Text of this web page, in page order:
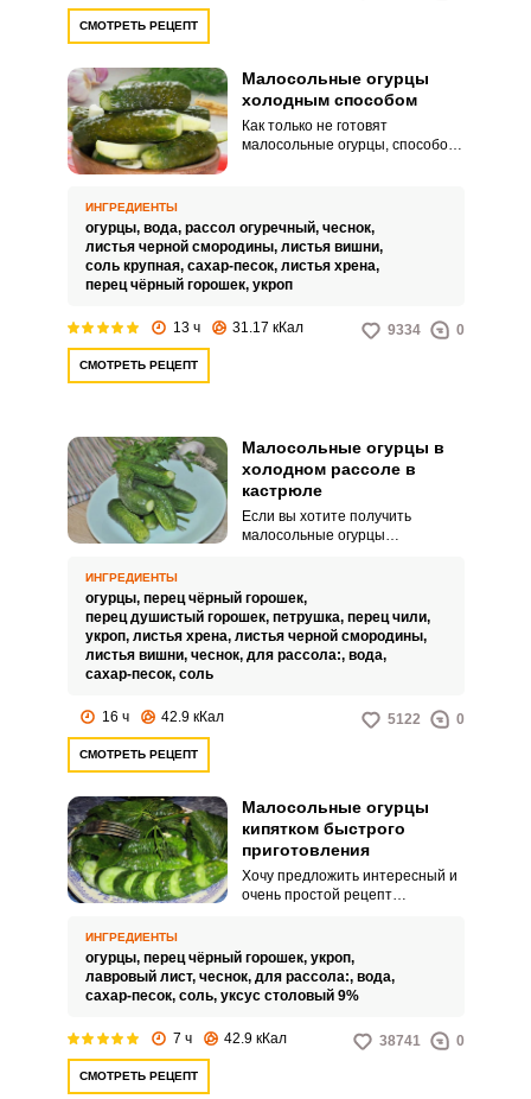
СМОТРЕТЬ РЕЦЕПТ
Малосольные огурцы
холодным способом
Как только не готовят
малосольные огурцы, способов
магазине, а как только
появляются свои домашние –
готовят малосольные огурчики.
ИНГРЕДИЕНТЫ
огурцы, вода, рассол огуречный, чеснок,
листья черной смородины, листья вишни,
соль крупная, сахар-песок, листья хрена,
перец чёрный горошек, укроп
13 ч 31.17 кКал 9334 0
СМОТРЕТЬ РЕЦЕПТ
Малосольные огурцы в
холодном рассоле в
кастрюле
Если вы хотите получить
малосольные огурцы
рецептом. Малосольные огурцы
в холодном рассоле получаются
хрустящими и очень
аппетитными.
ИНГРЕДИЕНТЫ
огурцы, перец чёрный горошек,
перец душистый горошек, петрушка, перец чили,
укроп, листья хрена, листья черной смородины,
листья вишни, чеснок, для рассола:, вода,
сахар-песок, соль
16 ч 42.9 кКал 5122 0
СМОТРЕТЬ РЕЦЕПТ
Малосольные огурцы
кипятком быстрого
приготовления
Хочу предложить интересный и
очень простой рецепт
использованием кипятка.
Закуску можно употреблять уже
через 6 часов.
ИНГРЕДИЕНТЫ
огурцы, перец чёрный горошек, укроп,
лавровый лист, чеснок, для рассола:, вода,
сахар-песок, соль, уксус столовый 9%
7 ч 42.9 кКал 38741 0
СМОТРЕТЬ РЕЦЕПТ